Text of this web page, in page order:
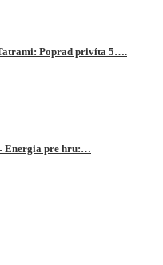
Poprad privíta 5….
Energia pre hru:…